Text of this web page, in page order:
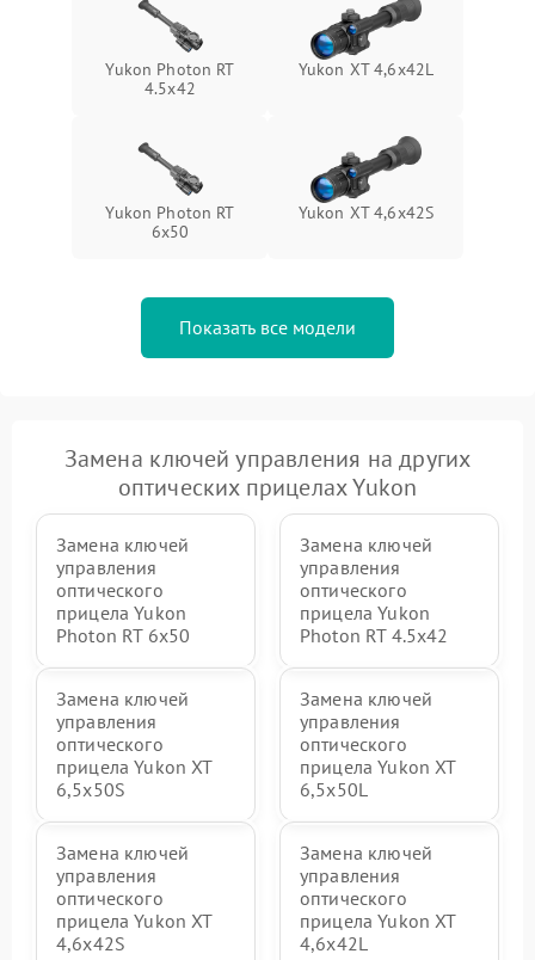
Yukon Photon RT
4.5x42
Yukon XT 4,6x42L
Yukon Photon RT
6x50
Yukon XT 4,6x42S
Показать все модели
Замена ключей управления на других
оптических прицелах Yukon
Замена ключей
управления
оптического
прицела Yukon
Photon RT 6x50
Замена ключей
управления
оптического
прицела Yukon
Photon RT 4.5x42
Замена ключей
управления
оптического
прицела Yukon XT
6,5x50S
Замена ключей
управления
оптического
прицела Yukon XT
6,5x50L
Замена ключей
управления
оптического
прицела Yukon XT
4,6x42S
Замена ключей
управления
оптического
прицела Yukon XT
4,6x42L